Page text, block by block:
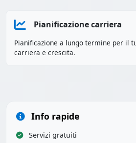
Pianificazione carriera
Pianificazione a lungo termine per il
carriera e crescita.
Info rapide
Servizi gratuiti